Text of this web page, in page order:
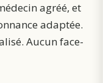
agréé, et
adaptée.
Aucun face-